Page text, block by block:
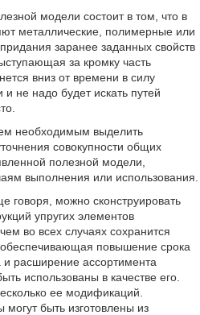
модели состоит в том, что в
металлические, полимерные или
заранее заданных свойств
за кромку часть
вниз от времени в силу
и не надо будет искать путей
необходимым выделить
совокупности общих
полезной модели,
выполнения или использования.
говоря, можно сконструировать
упругих элементов
во всех случаях сохранится
повышение срока
и расширение ассортимента
использованы в качестве его.
ее модификаций.
быть изготовлены из